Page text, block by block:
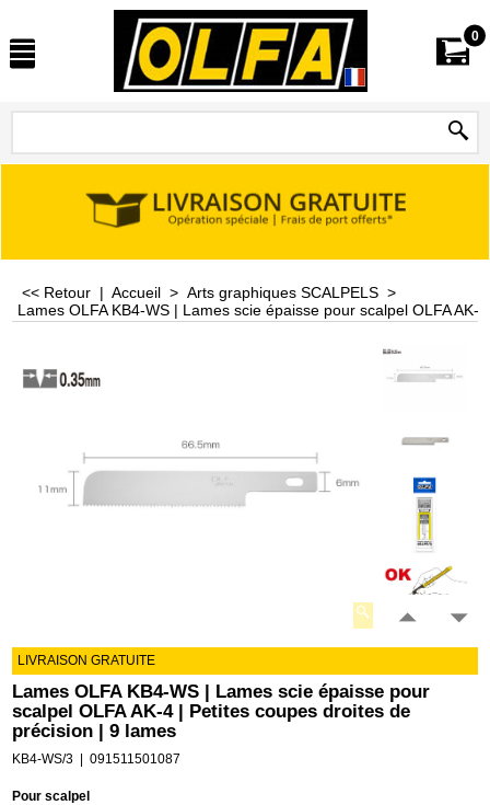
0
<< Retour | Accueil > Arts graphiques SCALPELS >
Lames OLFA KB4-WS | Lames scie épaisse pour scalpel OLFA
LIVRAISON GRATUITE
Lames OLFA KB4-WS | Lames scie épaisse pour
scalpel OLFA AK-4 | Petites coupes droites de
précision | 9 lames
KB4-WS/3 091511501087
Pour scalpel